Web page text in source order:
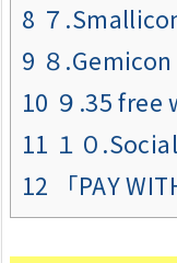
8 ７
9 ８
10 ９.35 free
11 １０
12 「PAY